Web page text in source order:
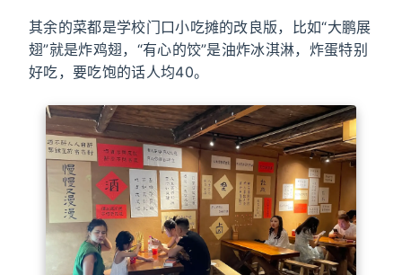
其余的菜都是学校门口小吃摊的改良版，比如“大鹏展
翅”就是炸鸡翅，“有心的饺”是油炸冰淇淋，炸蛋特别
好吃，要吃饱的话人均40。